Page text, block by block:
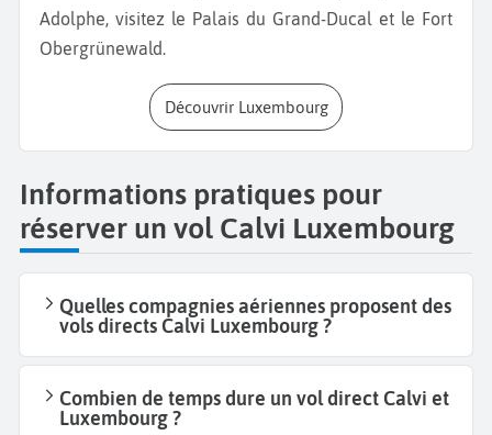
Adolphe, visitez le Palais du Grand-Ducal et le Fort
Obergrünewald.
Découvrir Luxembourg
Informations pratiques pour
réserver un vol Calvi Luxembourg
Quelles compagnies aériennes proposent des
vols directs Calvi Luxembourg ?
Combien de temps dure un vol direct Calvi et
Luxembourg ?